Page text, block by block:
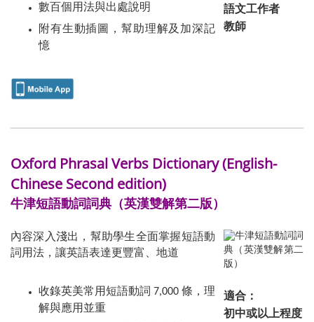
數百個用法與出處說明
附有生動插圖，幫助理解及加深記
憶
語文工作者
教師
Oxford Phrasal Verbs Dictionary (English-
Chinese Second edition)
牛津短語動詞詞典（英漢雙解第二版）
內容深入淺出，幫助學生全面掌握短語動
詞用法，讓英語表達更豐富、地道
收錄英美常用短語動詞 7,000 條，理
解與應用並重
適合：
初中或以上程度